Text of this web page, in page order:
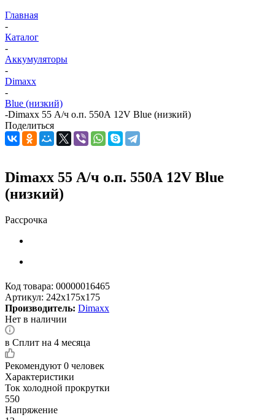
Главная
-
Каталог
-
Аккумуляторы
-
Dimaxx
-
Blue (низкий)
-Dimaxx 55 А/ч о.п. 550А 12V Blue (низкий)
Поделиться
Dimaxx 55 А/ч о.п. 550А 12V Blue
(низкий)
Рассрочка
Код товара: 00000016465
Артикул: 242x175x175
Производитель: Dimaxx
Нет в наличии
в Сплит на 4 месяца
Рекомендуют 0 человек
Характеристики
Ток холодной прокрутки
550
Напряжение